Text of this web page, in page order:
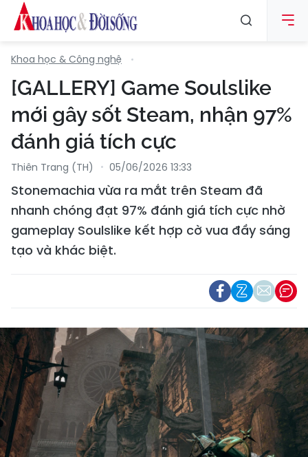
Khoa học & Công nghệ
[GALLERY] Game Soulslike
mới gây sốt Steam, nhận 97%
đánh giá tích cực
Thiên Trang (TH) 05/06/2026 13:33
Stonemachia vừa ra mắt trên Steam đã
nhanh chóng đạt 97% đánh giá tích cực nhờ
gameplay Soulslike kết hợp cờ vua đầy sáng
tạo và khác biệt.